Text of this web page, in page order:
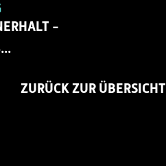
-
ZURÜCK ZUR ÜBERSICHT